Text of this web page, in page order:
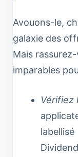
Avouons-le,
galaxie des
Mais
imparables
Vérifiez